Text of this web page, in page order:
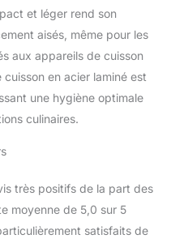
et léger rend son
aisés, même pour les
aux appareils de cuisson
en acier laminé est
une hygiène optimale
culinaires.
très positifs de la part des
moyenne de 5,0 sur 5
satisfaits de